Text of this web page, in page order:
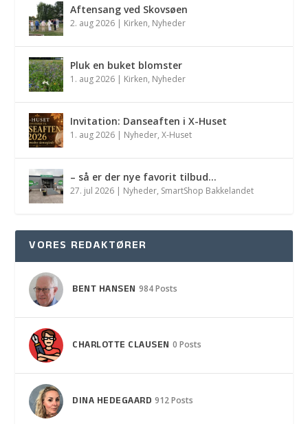
Aftensang ved Skovsøen
2. aug 2026 | Kirken, Nyheder
Pluk en buket blomster
1. aug 2026 | Kirken, Nyheder
Invitation: Danseaften i X-Huset
1. aug 2026 | Nyheder,X-Huset
– så er der nye favorit tilbud…
27. jul 2026 | Nyheder, SmartShop Bakkelandet
VORES REDAKTØRER
BENT HANSEN 984 Posts
CHARLOTTE CLAUSEN 0 Posts
DINA HEDEGAARD 912 Posts